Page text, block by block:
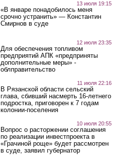
13 июля 19:15
«В январе понадобилось меня
срочно устранить» — Константин
Смирнов в суде
12 июля 23:35
Для обеспечения топливом
предприятий АПК «предприняты
дополнительные меры» -
облправительство
11 июля 22:16
В Рязанской области сельский
глава, сбивший насмерть 16-летнего
подростка, приговорен к 7 годам
колонии-поселения
10 июля 20:55
Вопрос о расторжении соглашения
по реализации инвестпроекта в
«Грачиной роще» будет рассмотрен
в суде, заявил губернатор